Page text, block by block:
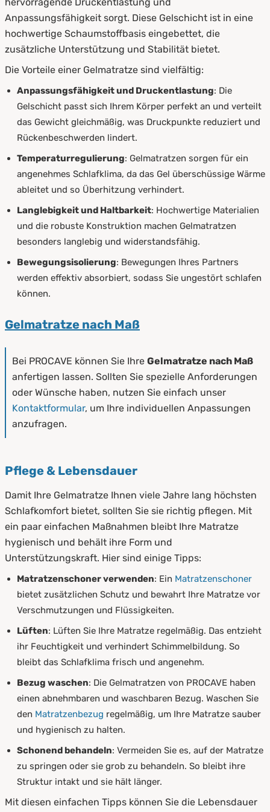
Anpassungsfähigkeit sorgt. Diese Gelschicht ist in eine
hochwertige Schaumstoffbasis eingebettet, die
zusätzliche Unterstützung und Stabilität bietet.
Die Vorteile einer Gelmatratze sind vielfältig:
Anpassungsfähigkeit und Druckentlastung: Die
Gelschicht passt sich Ihrem Körper perfekt an und verteilt
das Gewicht gleichmäßig, was Druckpunkte reduziert und
Rückenbeschwerden lindert.
Temperaturregulierung: Gelmatratzen sorgen für ein
angenehmes Schlafklima, da das Gel überschüssige Wärme
ableitet und so Überhitzung verhindert.
Langlebigkeit und Haltbarkeit: Hochwertige Materialien
und die robuste Konstruktion machen Gelmatratzen
besonders langlebig und widerstandsfähig.
Bewegungsisolierung: Bewegungen Ihres Partners
werden effektiv absorbiert, sodass Sie ungestört schlafen
können.
Gelmatratze nach Maß
Bei PROCAVE können Sie Ihre Gelmatratze nach Maß
anfertigen lassen. Sollten Sie spezielle Anforderungen
oder Wünsche haben, nutzen Sie einfach unser
Kontaktformular, um Ihre individuellen Anpassungen
anzufragen.
Pflege & Lebensdauer
Damit Ihre Gelmatratze Ihnen viele Jahre lang höchsten
Schlafkomfort bietet, sollten Sie sie richtig pflegen. Mit
ein paar einfachen Maßnahmen bleibt Ihre Matratze
hygienisch und behält ihre Form und
Unterstützungskraft. Hier sind einige Tipps:
Matratzenschoner verwenden: Ein Matratzenschoner
bietet zusätzlichen Schutz und bewahrt Ihre Matratze vor
Verschmutzungen und Flüssigkeiten.
Lüften: Lüften Sie Ihre Matratze regelmäßig. Das entzieht
ihr Feuchtigkeit und verhindert Schimmelbildung. So
bleibt das Schlafklima frisch und angenehm.
Bezug waschen: Die Gelmatratzen von PROCAVE haben
einen abnehmbaren und waschbaren Bezug. Waschen Sie
den Matratzenbezug regelmäßig, um Ihre Matratze sauber
und hygienisch zu halten.
Schonend behandeln: Vermeiden Sie es, auf der Matratze
zu springen oder sie grob zu behandeln. So bleibt ihre
Struktur intakt und sie hält länger.
Mit diesen einfachen Tipps können Sie die Lebensdauer